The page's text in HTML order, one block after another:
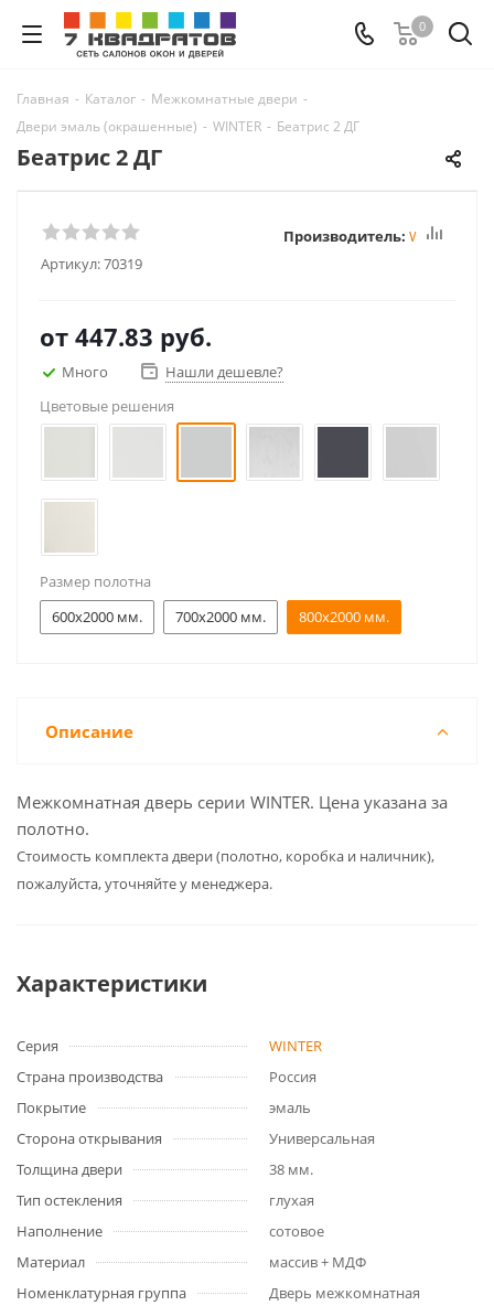
0
Главная - Каталог - Межкомнатные двери -
Двери эмаль (окрашенные) - WINTER - Беатрис 2 ДГ
Беатрис 2 ДГ
Артикул:70319
Производитель: Winter
от 447.83 руб.
Много
Нашли дешевле?
Цветовые решения
Размер полотна
600x2000 мм.
700x2000 мм. 800x2000 мм.
Описание
Межкомнатная дверь серии WINTER. Цена указана за
полотно.
Cтоимость комплекта двери (полотно, коробка и наличник),
пожалуйста, уточняйте у менеджера.
Характеристики
Серия
WINTER
Страна производства
Россия
Покрытие
эмаль
Сторона открывания
Универсальная
Толщина двери
38 мм.
Тип остекления
глухая
Наполнение
сотовое
Материал
массив + МДФ
Номенклатурная группа
Дверь межкомнатная